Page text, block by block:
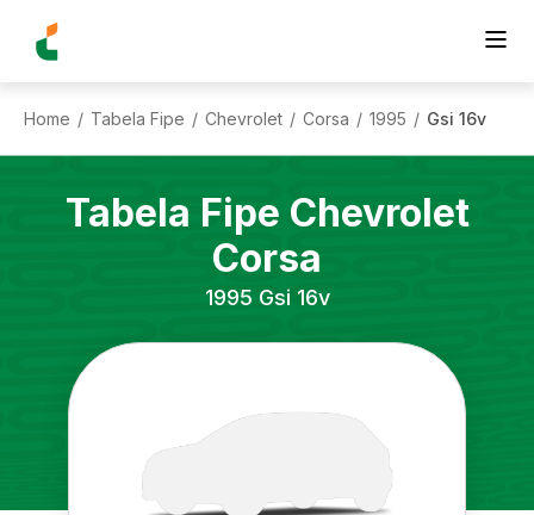
Home / Tabela Fipe / Chevrolet / Corsa / 1995 / Gsi 16v
Tabela Fipe Chevrolet
Corsa
1995 Gsi 16v